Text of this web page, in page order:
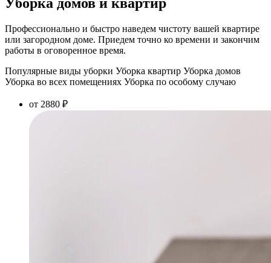
Профессионально и быстро наведем чистоту вашей квартире
или загородном доме. Приедем точно ко времени и закончим
работы в оговоренное время.
Популярные виды уборки Уборка квартир Уборка домов
Уборка во всех помещениях Уборка по особому случаю
от 2880 ₽